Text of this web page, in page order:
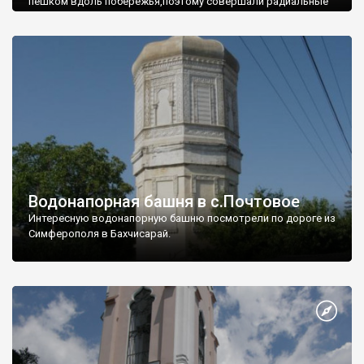
Водонапорная башня в с.Почтовое
Интересную водонапорную башню посмотрели по дороге из
Симферополя в Бахчисарай.